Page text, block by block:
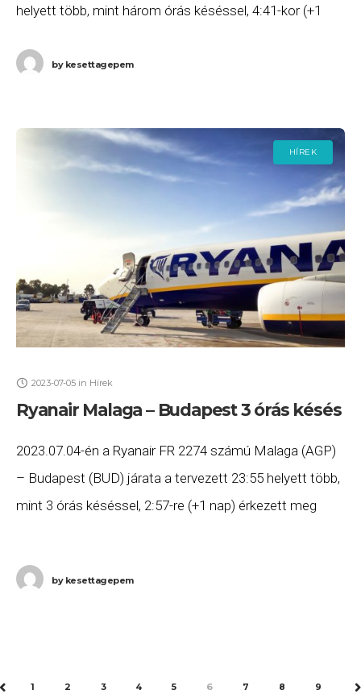
helyett több, mint három órás késéssel, 4:41-kor (+1
bykesettagepem
HÍREK
2023-07-05 in Hírek
Ryanair Malaga – Budapest 3 órás késés
2023.07.04-én a Ryanair FR 2274 számú Malaga (AGP)
– Budapest (BUD) járata a tervezett 23:55 helyett több,
mint 3 órás késéssel, 2:57-re (+1 nap) érkezett meg
bykesettagepem
PREV1 2 3 4 5 6 7 8 9